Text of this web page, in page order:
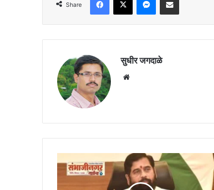
Share
सुधीर जगदाळे
उत्पादक
शेतकऱ्यांना